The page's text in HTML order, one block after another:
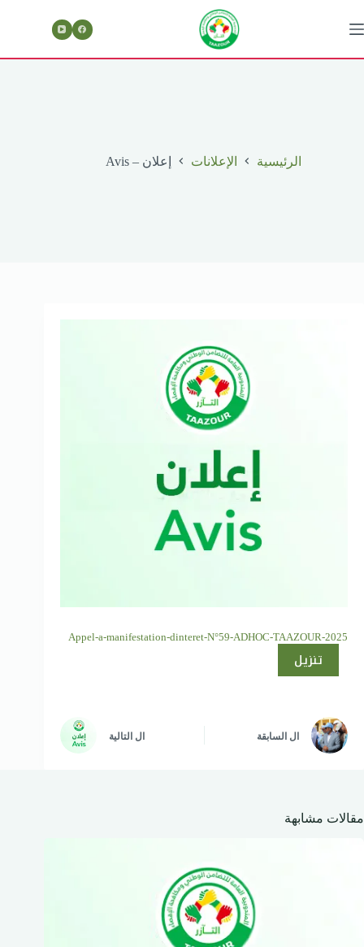
إلى
المحتوى
الرئيسية الإعلانات إعلان – Avis
Appel-a-manifestation-dinteret-N°59-ADHOC-TAAZOUR-2025
تنزيل
ال السابقة ال التالية
مقالات مشابهة